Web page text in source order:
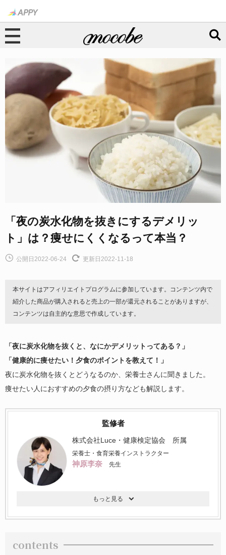
「夜の炭水化物を抜きにするデメリッ
ト」は？痩せにくくなるって本当？
公開日2022-06-24 更新日2022-11-18
本サイトはアフィリエイトプログラムに参加しています。コンテンツ内で
紹介した商品が購入されると売上の一部が還元されることがありますが、
コンテンツは自主的な意思で作成しています。
「夜に炭水化物を抜くと、なにかデメリットってある？」
「健康的に痩せたい！夕食のポイントを教えて！」
夜に炭水化物を抜くとどうなるのか、栄養士さんに聞きました。
痩せたい人におすすめの夕食の摂り方なども解説します。
監修者
株式会社Luce・健康検定協会 所属
栄養士・食育栄養インストラクター
神原李奈 先生
contents